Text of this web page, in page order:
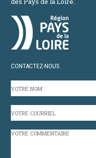
CONTACTEZ-NOUS
NOM
COURRIEL
VOTRE